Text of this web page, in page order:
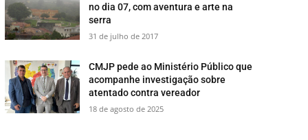
no dia 07, com aventura e arte na
serra
31 de julho de 2017
CMJP pede ao Ministério Público que
acompanhe investigação sobre
atentado contra vereador
18 de agosto de 2025